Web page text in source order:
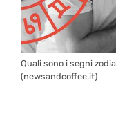
Quali sono i segni
(newsandcoffee.it)